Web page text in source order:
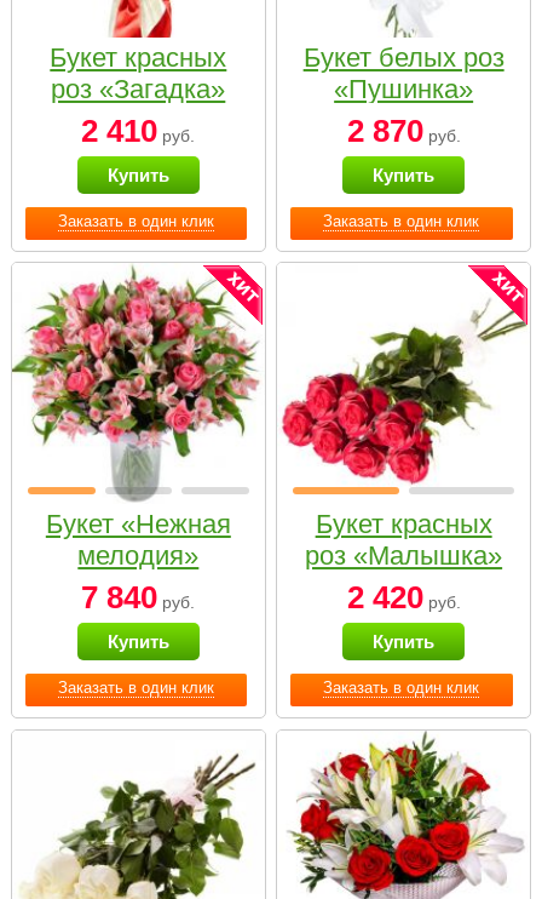
Заказать в один клик
Букет красных
роз «Загадка»
2 410 руб.
Купить
Заказать в один клик
Букет белых роз
«Пушинка»
2 870руб.
Купить
Заказать в один клик
Букет «Нежная
мелодия»
7 840 руб.
Купить
Заказать в один клик
Букет красных
роз «Малышка»
2 420руб.
Купить